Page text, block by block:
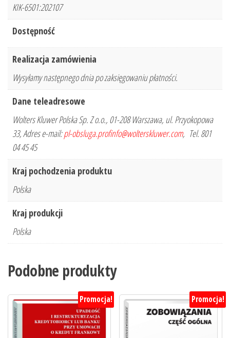
KIK-6501:202107
Dostępność
Realizacja zamówienia
Wysyłamy następnego dnia po zaksięgowaniu płatności.
Dane teleadresowe
Wolters Kluwer Polska Sp. Z o.o., 01-208 Warszawa, ul. Przyokopowa
33, Adres e-mail:pl-obsluga.profinfo@wolterskluwer.com, Tel. 801
04 45 45
Kraj pochodzenia produktu
Polska
Kraj produkcji
Polska
Podobne produkty
Promocja! Promocja!